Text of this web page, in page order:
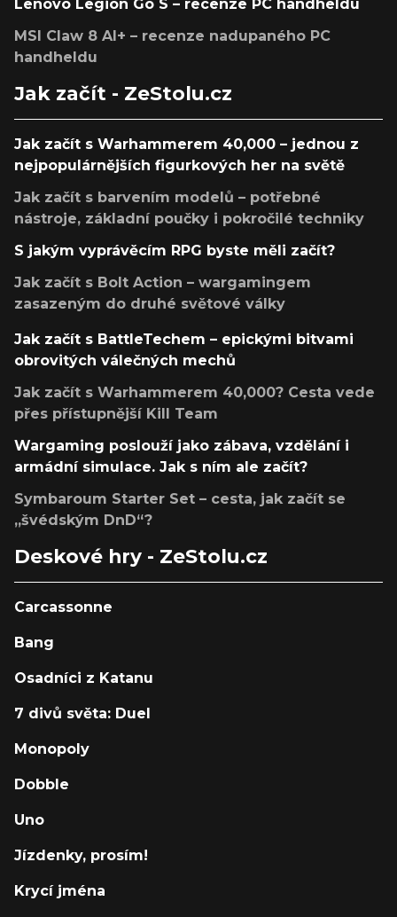
Lenovo Legion Go S – recenze PC handheldu
MSI Claw 8 AI+ – recenze nadupaného PC
handheldu
Jak začít - ZeStolu.cz
Jak začít s Warhammerem 40,000 – jednou z
nejpopulárnějších figurkových her na světě
Jak začít s barvením modelů – potřebné
nástroje, základní poučky i pokročilé techniky
S jakým vyprávěcím RPG byste měli začít?
Jak začít s Bolt Action – wargamingem
zasazeným do druhé světové války
Jak začít s BattleTechem – epickými bitvami
obrovitých válečných mechů
Jak začít s Warhammerem 40,000? Cesta vede
přes přístupnější Kill Team
Wargaming poslouží jako zábava, vzdělání i
armádní simulace. Jak s ním ale začít?
Symbaroum Starter Set – cesta, jak začít se
„švédským DnD“?
Deskové hry - ZeStolu.cz
Carcassonne
Bang
Osadníci z Katanu
7 divů světa: Duel
Monopoly
Dobble
Uno
Jízdenky, prosím!
Krycí jména